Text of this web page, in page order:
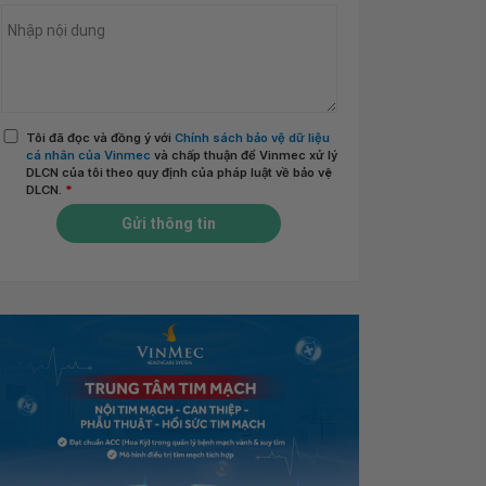
Tôi đã đọc và đồng ý với Chính sách bảo vệ dữ liệu
cá nhân của Vinmec và chấp thuận để Vinmec xử lý
DLCN của tôi theo quy định của pháp luật về bảo vệ
DLCN. *
Gửi thông tin